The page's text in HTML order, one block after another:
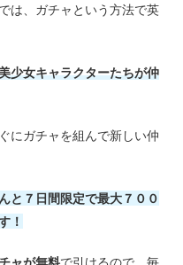
は、ガチャという方法で英
少女キャラクターたちが仲
にガチャを組んで新しい仲
と７日間限定で最大７００
！
ャが無料